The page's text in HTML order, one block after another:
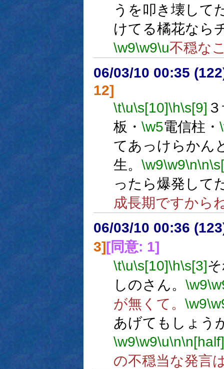
うを叩き壊して
けてる橘花なら
\w9\w9\u不穏な
06/03/10 00:35
12]
\t\u\s[10]\h\s[9]
板・ \w5電信柱・
てあっけらかん
生。 \w9\w9\n\n
ったら爆発して
成長期ですから
06/03/10 00:36
3][同意: 1]
\t\u\s[10]\h\s[3]
しのさん。 \w9
が無くて。 \w9
あげてもしょう
\w9\w9\u\n\n[half]
の不穏当な発言